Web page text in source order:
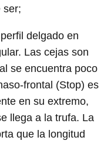
ser;
delgado en
Las cejas son
se encuentra poco
frontal (Stop) es
en su extremo,
llega a la trufa. La
que la longitud